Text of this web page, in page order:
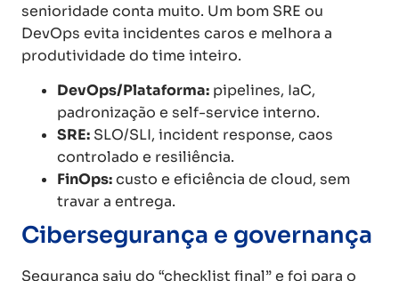
senioridade conta muito. Um bom SRE ou
DevOps evita incidentes caros e melhora a
produtividade do time inteiro.
DevOps/Plataforma: pipelines, IaC,
padronização e self-service interno.
SRE: SLO/SLI, incident response, caos
controlado e resiliência.
FinOps:custo e eficiência de cloud, sem
travar a entrega.
Cibersegurança e governança
Segurança saiu do “checklist final” e foi para o